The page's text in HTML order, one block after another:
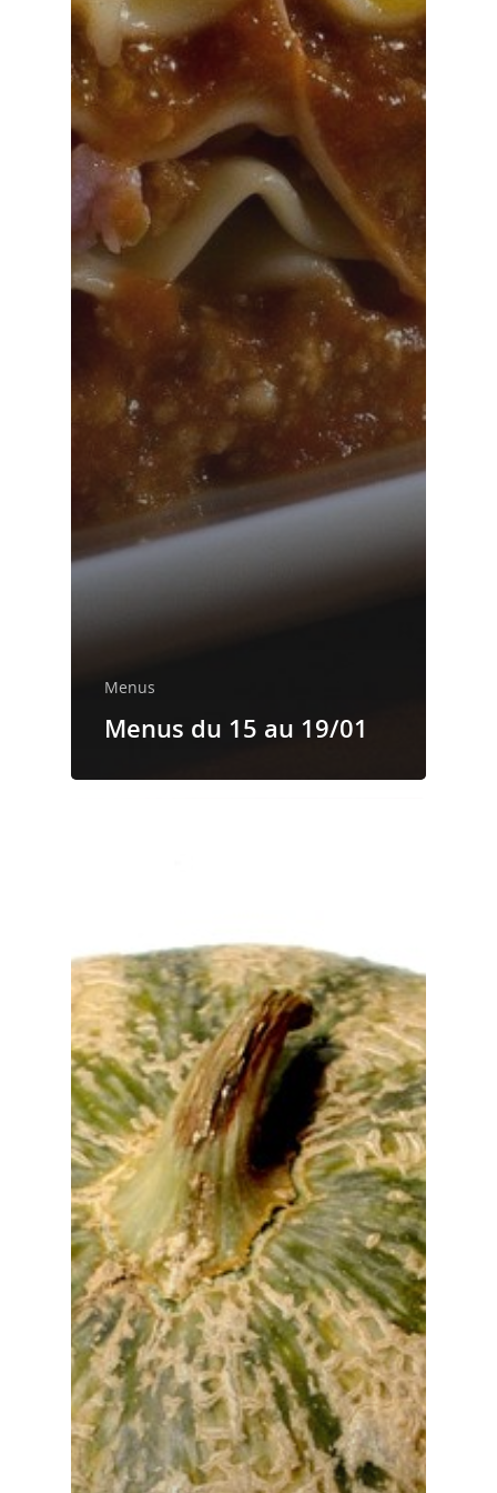
Menus
Menus du 15 au 19/01
Règlement intérieur
Charte informatique
fonds sociaux
Le règlement de la
restauration